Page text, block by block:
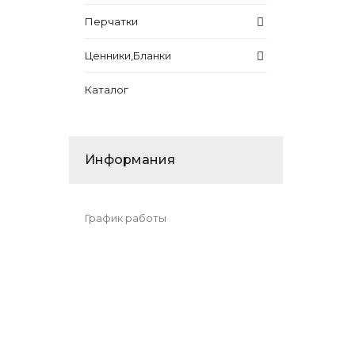
Перчатки
Ценники,Бланки
Каталог
Информания
График работы